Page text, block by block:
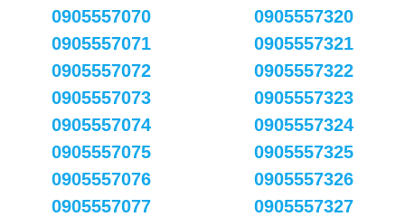
0905557070
0905557071
0905557072
0905557073
0905557074
0905557075
0905557076
0905557077
0905557320
0905557321
0905557322
0905557323
0905557324
0905557325
0905557326
0905557327